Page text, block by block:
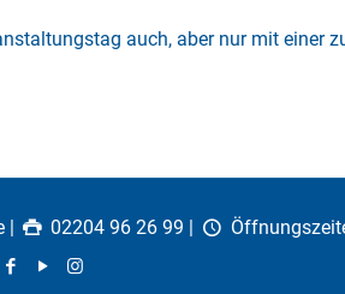
auch, aber nur mit einer
| 02204 96 26 99 |